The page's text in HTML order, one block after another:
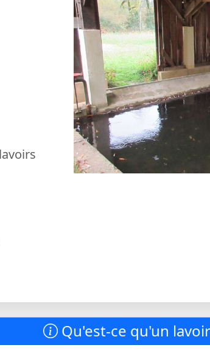
Qu'est-ce qu'un